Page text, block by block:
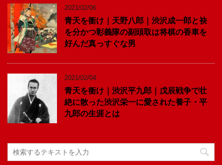
2021/02/06
青天を衝け｜天野八郎｜渋沢成一郎と袂
を分かつ彰義隊の副頭取は将棋の香車を
好んだ真っすぐな男
2021/02/04
青天を衝け｜渋沢平九郎｜戊辰戦争で壮
絶に散った渋沢栄一に愛された養子・平
九郎の生涯とは